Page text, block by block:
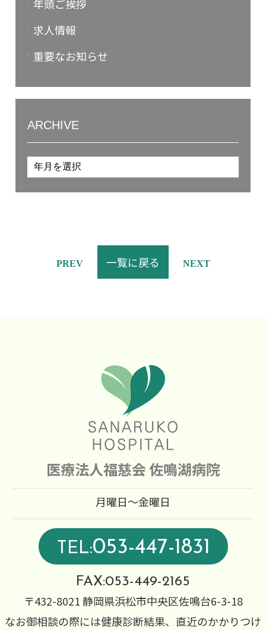
年頭ご挨拶
求人情報
重要なお知らせ
ARCHIVE
PREV 一覧に戻る NEXT
医療法人福慈会 佐鳴湖病院
月曜日～金曜日
TEL:053-447-1831
FAX:053-449-2165
〒432-8021 静岡県浜松市中央区佐鳴台6-3-18
なお御相談の際には健康診断結果、直近のかかりつけ